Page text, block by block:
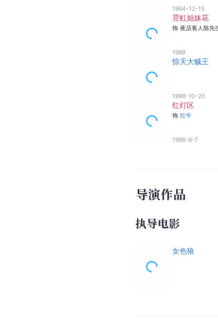
1994-12-15
霓虹姐妹花
饰 夜店客人陈先
1989
惊天大贼王
1998-10-20
红灯区
饰 红牛
1996-6-7
导演作品
执导电影
女色狼